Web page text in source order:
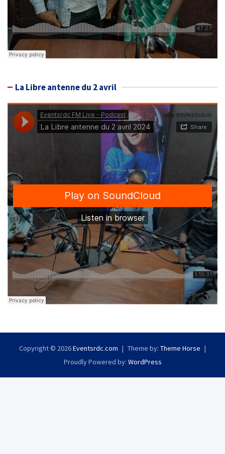
La Libre antenne du 2 avril
Copyright © 2026Eventsrdc.com Theme by: Theme Horse
Proudly Powered by: WordPress